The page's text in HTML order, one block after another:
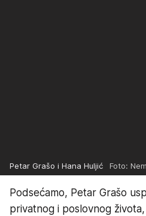
Petar Grašo i Hana Huljić Foto:
Podsećamo, Petar Grašo
privatnog i poslovnog